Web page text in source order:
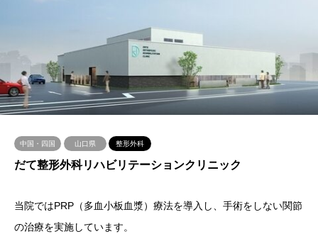
中国・四国 山口県 整形外科
だて整形外科リハビリテーションクリニック
当院ではPRP（多血小板血漿）療法を導入し、手術をしない関節
の治療を実施しています。